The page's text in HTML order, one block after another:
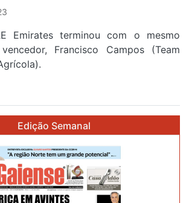
Emirates terminou com o mesmo
Francisco Campos (Team
Edição Semanal